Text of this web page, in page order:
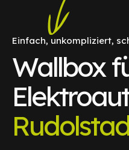
Einfach, unkompliziert,
Wallbox